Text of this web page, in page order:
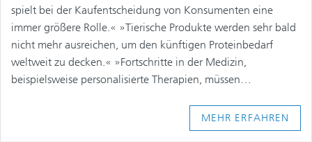
spielt bei der Kaufentscheidung von Konsumenten eine
immer größere Rolle.« »Tierische Produkte werden sehr bald
nicht mehr ausreichen, um den künftigen Proteinbedarf
weltweit zu decken.« »Fortschritte in der Medizin,
beispielsweise personalisierte Therapien, müssen…
MEHR ERFAHREN